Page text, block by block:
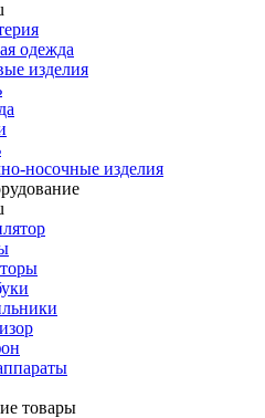
одежда
изделия
носочные изделия
товары